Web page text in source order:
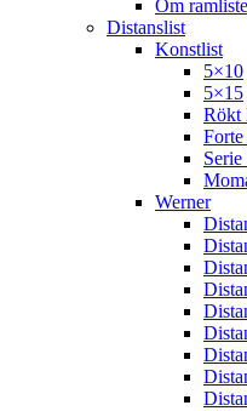
Om
Distanslist
Konstlist
5×10
5×15
Rökt
Werner